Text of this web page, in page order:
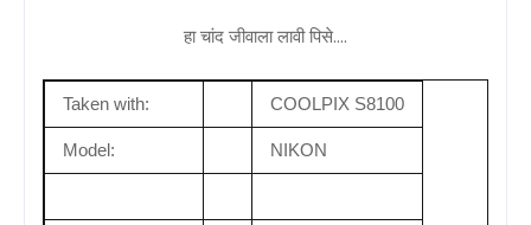
हा चांद जीवाला लावी पिसे....
Taken with: COOLPIX S8100
Model: NIKON